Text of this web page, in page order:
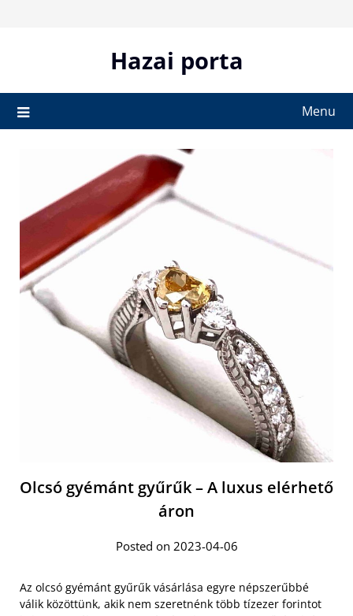
Hazai porta
Menu
Olcsó gyémánt gyűrűk – A luxus elérhető
áron
Posted on 2023-04-06
Az olcsó gyémánt gyűrűk vásárlása egyre népszerűbbé
válik közöttünk, akik nem szeretnénk több tízezer forintot